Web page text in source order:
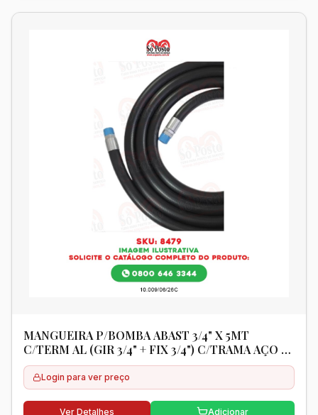
MANGUEIRA P/BOMBA ABAST 3/4" X 5MT
C/TERM AL (GIR 3/4" + FIX 3/4") C/TRAMA AÇO -
LAPEK
Login para ver preço
Ver Detalhes Adicionar